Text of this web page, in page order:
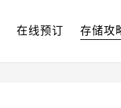
在线预订 存储攻